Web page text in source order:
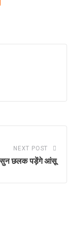
NEXT POST
सुन छलक पड़ेंगे आंसू